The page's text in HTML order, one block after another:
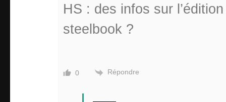
HS : des infos sur
steelbook ?
0 Répondre